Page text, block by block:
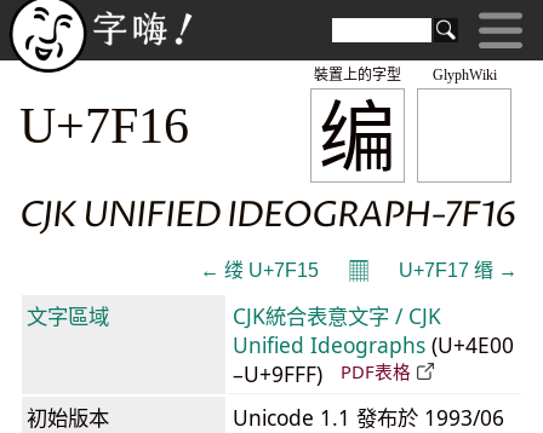
GlyphWiki
编
裝置上的字型
U+7F16
CJK UNIFIED IDEOGRAPH-7F16
← 缕 U+7F15 𝄜 U+7F17 缗 →
文字區域
CJK統合表意文字 / CJK
Unified Ideographs (U+4E00
–U+9FFF)
PDF表格
初始版本
Unicode 1.1 發布於 1993/06